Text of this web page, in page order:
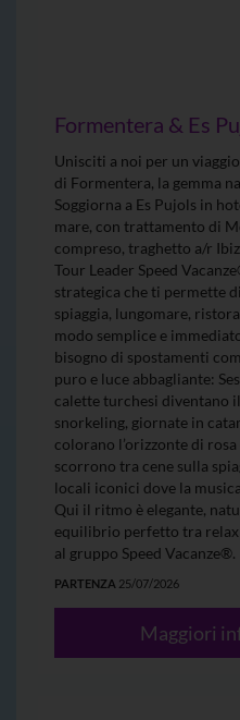
Formentera & Es
Unisciti a noi per un
di Formentera, la gemma
Soggiorna a Es Pujols in
mare, con trattamento di
compreso, traghetto a/r
Tour Leader Speed
strategica che ti permette
spiaggia, lungomare,
modo semplice e
bisogno di spostamenti
puro e luce abbagliante:
calette turchesi diventano
snorkeling, giornate in
colorano l’orizzonte di
scorrono tra cene sulla
locali iconici dove la
Qui il ritmo è elegante,
equilibrio perfetto tra relax
al gruppo Speed Vacanze®.
PARTENZA 25/07/2026
Maggiori